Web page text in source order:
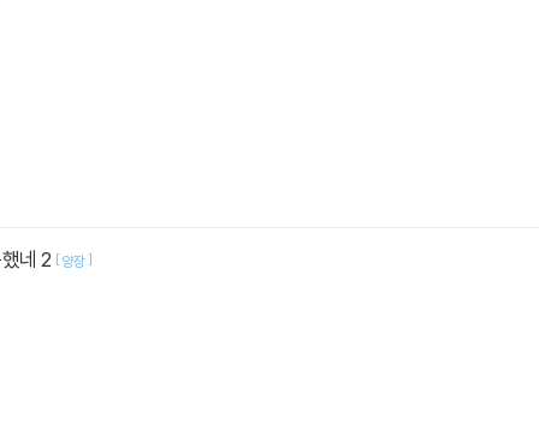
네 2 [양장]